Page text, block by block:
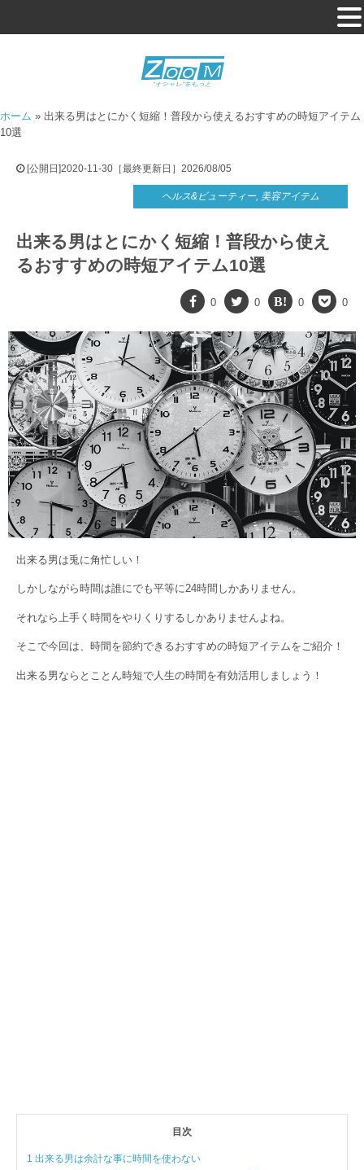
ホーム » 出来る男はとにかく短縮！普段から使えるおすすめの時短アイテム
10選
[公開日]2020-11-30［最終更新日］2026/08/05
ヘルス&ビューティー, 美容アイテム
出来る男はとにかく短縮！普段から使え
るおすすめの時短アイテム10選
0 0 0 0
出来る男は兎に角忙しい！
しかしながら時間は誰にでも平等に24時間しかありません。
それなら上手く時間をやりくりするしかありませんよね。
そこで今回は、時間を節約できるおすすめの時短アイテムをご紹介！
出来る男ならとことん時短で人生の時間を有効活用しましょう！
目次
1 出来る男は余計な事に時間を使わない